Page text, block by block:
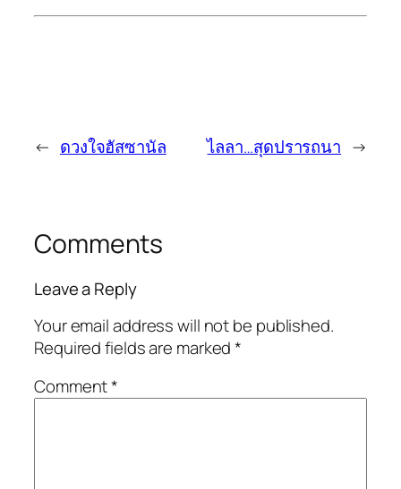
← ดวงใจฮัสซานัล ไลลา…สุดปรารถนา →
Comments
Leave a Reply
Your email address will not be published.
Required fields are marked*
Comment*